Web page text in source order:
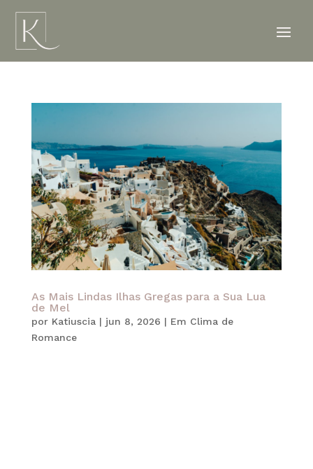
As Mais Lindas Ilhas Gregas para a Sua Lua
de Mel
por Katiuscia| jun 8, 2026 | Em Clima de
Romance